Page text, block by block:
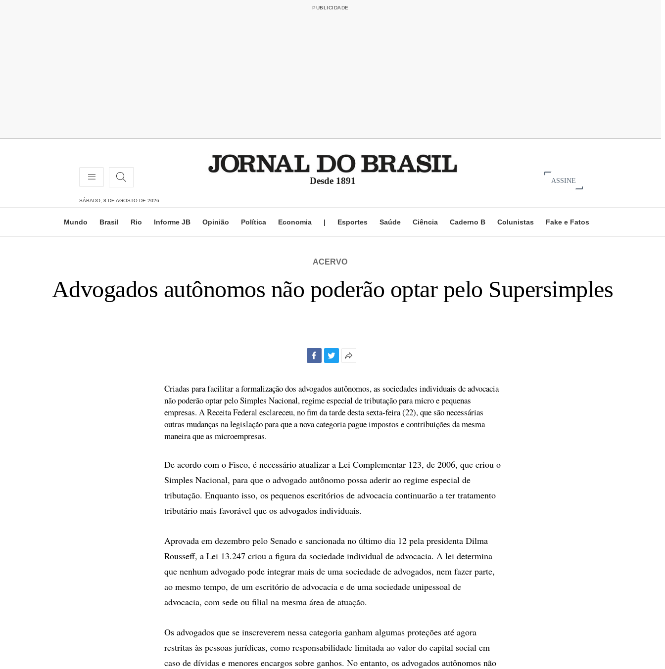
Desde 1891 ASSINE
SÁBADO, 8 DE AGOSTO DE 2026
Mundo Brasil Rio Informe JB Opinião Política Economia | Esportes Saúde Ciência Caderno B Colunistas Fake e Fatos
ACERVO
Advogados autônomos não poderão optar pelo Supersimples
compartilhamento
Criadas para facilitar a formalização dos advogados autônomos, as sociedades individuais de advocacia
não poderão optar pelo Simples Nacional, regime especial de tributação para micro e pequenas
empresas. A Receita Federal esclareceu, no fim da tarde desta sexta-feira (22), que são necessárias
outras mudanças na legislação para que a nova categoria pague impostos e contribuições da mesma
maneira que as microempresas.
De acordo com o Fisco, é necessário atualizar a Lei Complementar 123, de 2006, que criou o
Simples Nacional, para que o advogado autônomo possa aderir ao regime especial de
tributação. Enquanto isso, os pequenos escritórios de advocacia continuarão a ter tratamento
tributário mais favorável que os advogados individuais.
Aprovada em dezembro pelo Senado e sancionada no último dia 12 pela presidenta Dilma
Rousseff, a Lei 13.247 criou a figura da sociedade individual de advocacia. A lei determina
que nenhum advogado pode integrar mais de uma sociedade de advogados, nem fazer parte,
ao mesmo tempo, de um escritório de advocacia e de uma sociedade unipessoal de
advocacia, com sede ou filial na mesma área de atuação.
Os advogados que se inscreverem nessa categoria ganham algumas proteções até agora
restritas às pessoas jurídicas, como responsabilidade limitada ao valor do capital social em
caso de dívidas e menores encargos sobre ganhos. No entanto, os advogados autônomos não